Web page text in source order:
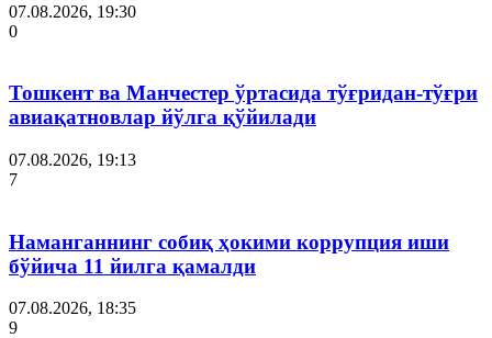
07.08.2026, 19:30
0
Тошкент ва Манчестер ўртасида тўғридан-тўғри
авиақатновлар йўлга қўйилади
07.08.2026, 19:13
7
Наманганнинг собиқ ҳокими коррупция иши
бўйича 11 йилга қамалди
07.08.2026, 18:35
9